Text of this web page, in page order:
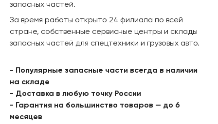
запасных частей.
За время работы открыто 24 филиала по всей
стране, собственные сервисные центры и склады
запасных частей для спецтехники и грузовых авто.
- Популярные запасные части всегда в наличии
на складе
- Доставка в любую точку России
- Гарантия на большинство товаров — до 6
месяцев